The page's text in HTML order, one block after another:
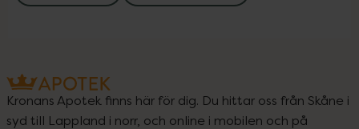
Kronans Apotek finns här för dig. Du hittar oss från Skåne i
syd till Lappland i norr, och online i mobilen och på